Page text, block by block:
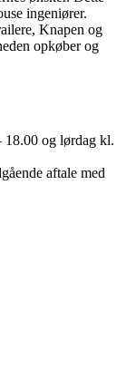
ingeniører.
Knapen og
opkøber og
18.00 og lørdag kl.
aftale med